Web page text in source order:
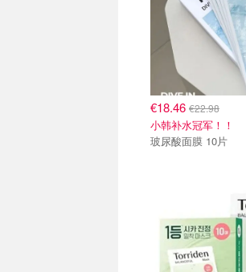
€18.46 €22.98
小韩补水冠军！！
玻尿酸面膜 10片